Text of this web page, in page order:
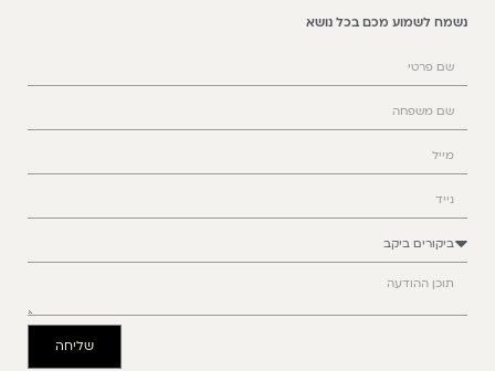
נשמח לשמוע מכם בכל נושא
שליחה